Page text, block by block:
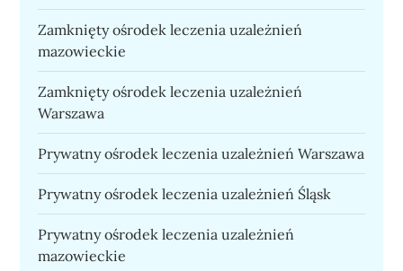
Zamknięty ośrodek leczenia uzależnień
mazowieckie
Zamknięty ośrodek leczenia uzależnień
Warszawa
Prywatny ośrodek leczenia uzależnień Warszawa
Prywatny ośrodek leczenia uzależnień Śląsk
Prywatny ośrodek leczenia uzależnień
mazowieckie